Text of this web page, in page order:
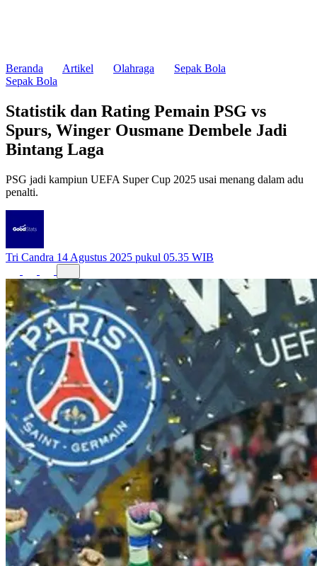
Beranda Artikel Olahraga
Sepak Bola
Sepak Bola
Statistik dan Rating Pemain PSG vs
Spurs, Winger Ousmane Dembele Jadi
Bintang Laga
PSG jadi kampiun UEFA Super Cup 2025 usai menang dalam adu
penalti.
Tri Candra 14 Agustus 2025 pukul 05.35 WIB